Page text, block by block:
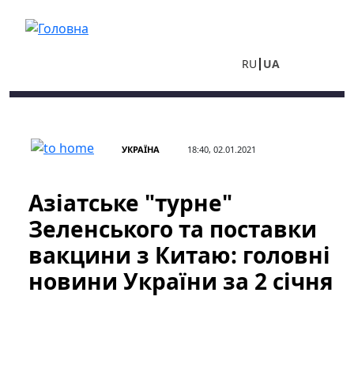
RU UA
УКРАЇНА 18:40, 02.01.2021
Азіатське "турне"
Зеленського та поставки
вакцини з Китаю: головні
новини України за 2 січня